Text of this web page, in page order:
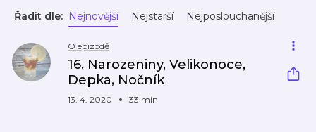
Řadit dle: Nejnovější Nejstarší Nejposlouchanější
O epizodě
16. Narozeniny, Velikonoce,
Depka, Nočník
13. 4. 2020 33 min